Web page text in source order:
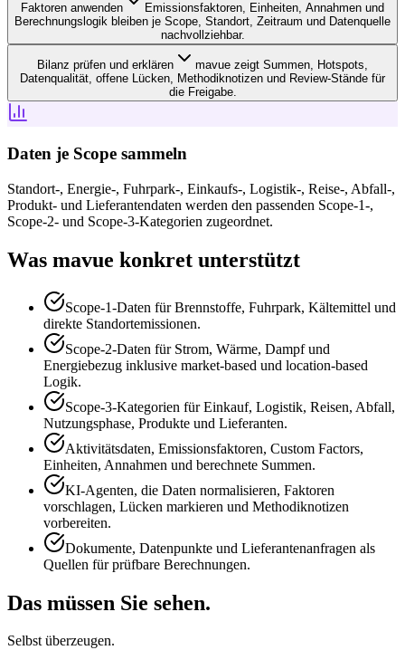
Faktoren anwenden
Emissionsfaktoren, Einheiten, Annahmen und
Berechnungslogik bleiben je Scope, Standort, Zeitraum und Datenquelle
nachvollziehbar.
Bilanz prüfen und erklären
mavue zeigt Summen, Hotspots,
Datenqualität, offene Lücken, Methodiknotizen und Review-Stände für
die Freigabe.
Daten je Scope sammeln
Standort-, Energie-, Fuhrpark-, Einkaufs-, Logistik-, Reise-, Abfall-,
Produkt- und Lieferantendaten werden den passenden Scope-1-,
Scope-2- und Scope-3-Kategorien zugeordnet.
Was mavue konkret unterstützt
Scope-1-Daten für Brennstoffe, Fuhrpark, Kältemittel und
direkte Standortemissionen.
Scope-2-Daten für Strom, Wärme, Dampf und
Energiebezug inklusive market-based und location-based
Logik.
Scope-3-Kategorien für Einkauf, Logistik, Reisen, Abfall,
Nutzungsphase, Produkte und Lieferanten.
Aktivitätsdaten, Emissionsfaktoren, Custom Factors,
Einheiten, Annahmen und berechnete Summen.
KI-Agenten, die Daten normalisieren, Faktoren
vorschlagen, Lücken markieren und Methodiknotizen
vorbereiten.
Dokumente, Datenpunkte und Lieferantenanfragen als
Quellen für prüfbare Berechnungen.
Das müssen Sie sehen.
Selbst überzeugen.